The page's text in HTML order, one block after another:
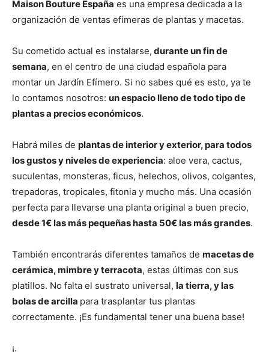
Maison Bouture España es una empresa dedicada a la
organización de ventas efímeras de plantas y macetas.
Su cometido actual es instalarse, durante un fin de
semana, en el centro de una ciudad española para
montar un Jardín Efímero. Si no sabes qué es esto, ya te
lo contamos nosotros: un espacio lleno de todo tipo de
plantas a precios económicos.
Habrá miles de plantas de interior y exterior, para todos
los gustos y niveles de experiencia: aloe vera, cactus,
suculentas, monsteras, ficus, helechos, olivos, colgantes,
trepadoras, tropicales, fitonia y mucho más. Una ocasión
perfecta para llevarse una planta original a buen precio,
desde 1€ las más pequeñas hasta 50€ las más grandes.
También encontrarás diferentes tamaños de macetas de
cerámica, mimbre y terracota, estas últimas con sus
platillos. No falta el sustrato universal, la tierra, y las
bolas de arcilla para trasplantar tus plantas
correctamente. ¡Es fundamental tener una buena base!
¡.